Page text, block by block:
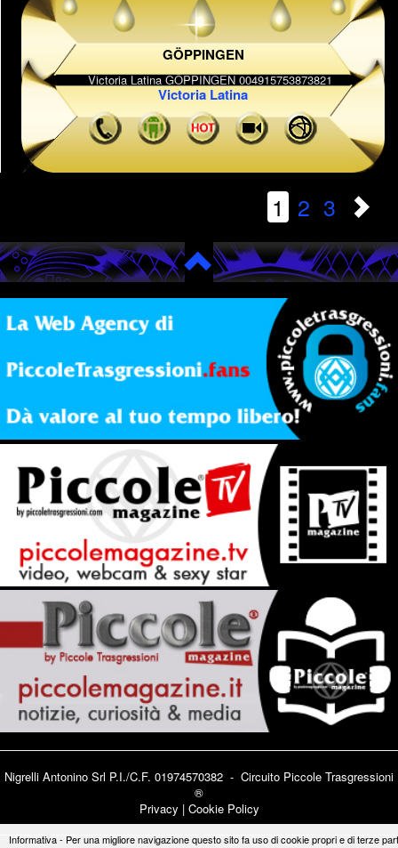
GÖPPINGEN
Victoria Latina
1 2 3
Nigrelli Antonino Srl P.I./C.F. 01974570382 - Circuito Piccole Trasgressioni
®
Privacy | Cookie Policy
Informativa - Per una migliore navigazione questo sito fa uso di cookie propri e di terze